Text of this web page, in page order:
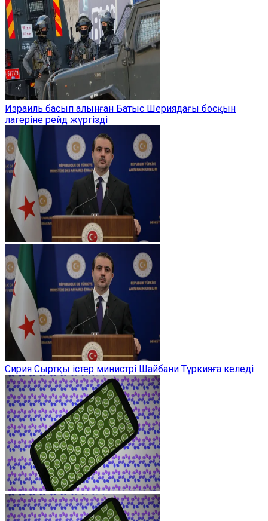
Израиль басып алынған Батыс Шериядағы босқын
лагеріне рейд жүргізді
Сирия Сыртқы істер министрі Шайбани Түркияға келеді